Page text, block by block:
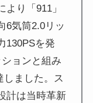
り「911」
6気筒2.0リッ
130PSを発
ョンと組み
しました。ス
計は当時革新